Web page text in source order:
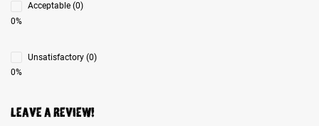
Acceptable (0)
0%
Unsatisfactory (0)
0%
Leave a review!